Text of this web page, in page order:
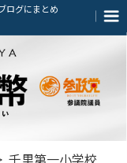
ログにまとめ
千里第一小学校